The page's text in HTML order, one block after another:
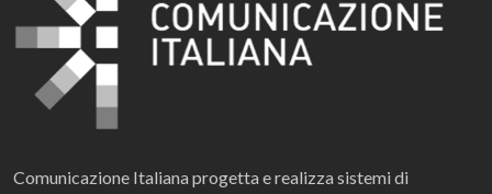
Comunicazione Italiana progetta e realizza sistemi di